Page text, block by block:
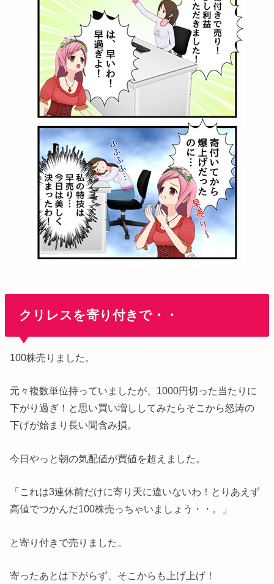
クリレスを寄り付きで・・
100株売りました。
元々複数単位持っていましたが、1000円切った当たりに
下がり過ぎ！と思い買い増ししてみたらそこから怒涛の
下げが始まり長い間含み損。
今日やっと朝の気配値が買値を超えました。
「これは3連休前だけに寄り天に違いないわ！とりあえず
高値でつかんだ100株売っちゃいましょう・・。」
と寄り付きで売りました。
寄ったあとは下がらず、そこからも上げ上げ！